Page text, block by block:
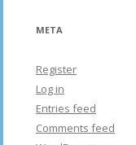
META
Register
Log in
Entries feed
Comments feed